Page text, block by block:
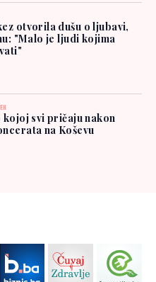
otvorila dušu o ljubavi,
"Malo je ljudi kojima
kojoj svi pričaju nakon
na Koševu